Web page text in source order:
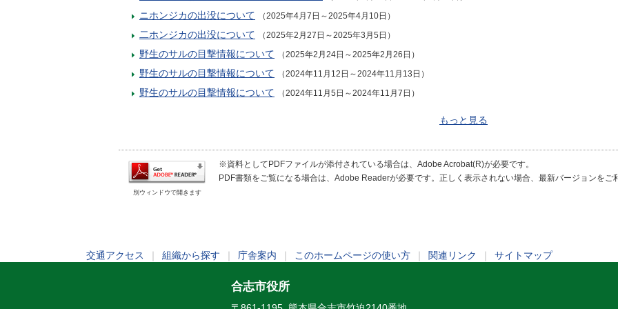
ニホンジカの出没について （2025年4月7日～2025年4月10日）
二ホンジカの出没について （2025年2月27日～2025年3月5日）
野生のサルの目撃情報について （2025年2月24日～2025年2月26日）
野生のサルの目撃情報について （2024年11月12日～2024年11月13日）
野生のサルの目撃情報について （2024年11月5日～2024年11月7日）
もっと見る
別ウィンドウで開きます
※資料としてPDFファイルが添付されている場合は、Adobe Acrobat(R)が必要です。
PDF書類をご覧になる場合は、Adobe Readerが必要です。正しく表示されない場合、最新バージョンをご
交通アクセス 組織から探す 庁舎案内 このホームページの使い方 関連リンク サイトマップ
合志市役所